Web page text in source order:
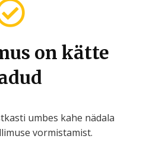
on kätte
umbes kahe nädala
vormistamist.